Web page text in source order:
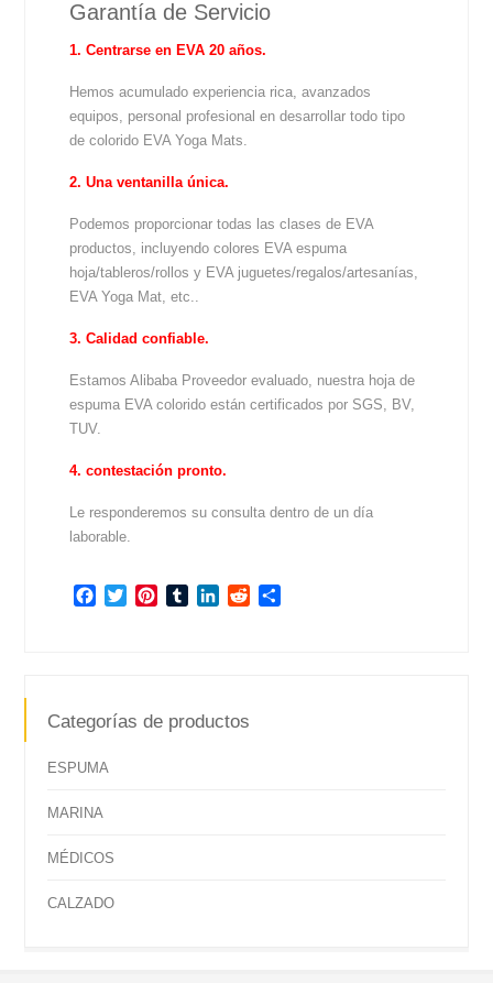
Garantía de Servicio
1. Centrarse en EVA 20 años.
Hemos acumulado experiencia rica, avanzados
equipos, personal profesional en desarrollar todo tipo
de colorido EVA Yoga Mats.
2. Una ventanilla única.
Podemos proporcionar todas las clases de EVA
productos, incluyendo colores EVA espuma
hoja/tableros/rollos y EVA juguetes/regalos/artesanías,
EVA Yoga Mat, etc..
3. Calidad confiable.
Estamos Alibaba Proveedor evaluado, nuestra hoja de
espuma EVA colorido están certificados por SGS, BV,
TUV.
4. contestación pronto.
Le responderemos su consulta dentro de un día
laborable.
Facebook
TwitterPinterestTumblrLinkedInReddit
Categorías de productos
ESPUMA
MARINA
MÉDICOS
CALZADO